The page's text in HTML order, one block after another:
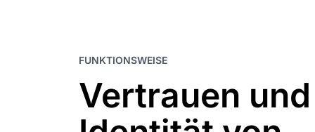
FUNKTIONSWEISE
Vertrauen und